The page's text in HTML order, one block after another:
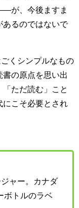
が、今後ますま
あるのではないで
くシンプルなもの
の原点を思い出
ただ読む」こと
こそ必要とされ
ャー。カナダ
ボトルのラベ